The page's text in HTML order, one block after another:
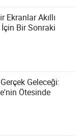
Ekranlar Akıllı
Bir Sonraki
Geleceği:
Ötesinde